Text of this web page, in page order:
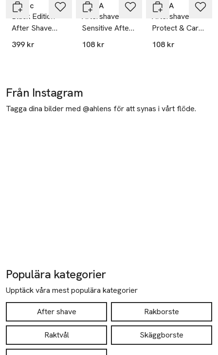
SKU: 80801970
Tabac
Black Edition
After Shave
Lotion
399 kr
NIVEA
Aftershave
Sensitive After
Shave Balm
108 kr
NIVEA
Aftershave
Protect & Care
After Shave
108 kr
Från Instagram
Tagga dina bilder med @ahlens för att synas i vårt flöde.
Populära kategorier
Upptäck våra mest populära kategorier
After shave Rakborste
Raktvål Skäggborste